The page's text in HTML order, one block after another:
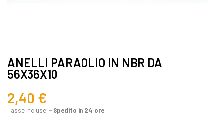
ANELLI PARAOLIO IN NBR DA
56X36X10
2,40 €
Tasse incluse Spedito in 24 ore